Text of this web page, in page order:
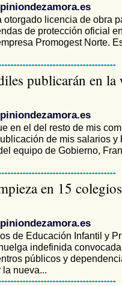
otorgado licencia de obra
de protección oficial
Promogest Norte.
publicarán en la
en el del resto de mis
de mis salarios y
equipo de Gobierno,
en 15
de Educación Infantil y
indefinida
públicos y
nueva...